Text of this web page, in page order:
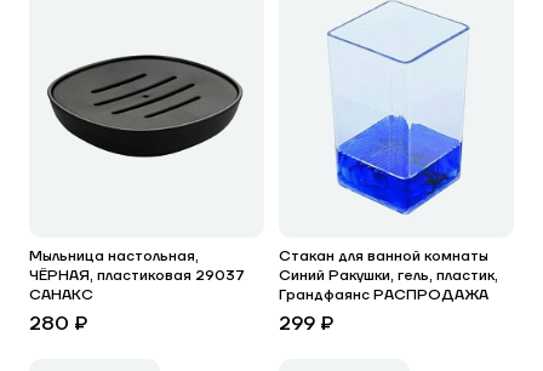
Мыльница настольная,
ЧЁРНАЯ, пластиковая 29037
САНАКС
280 ₽
Стакан для ванной комнаты
Синий Ракушки, гель, пластик,
Грандфаянс РАСПРОДАЖА
299 ₽